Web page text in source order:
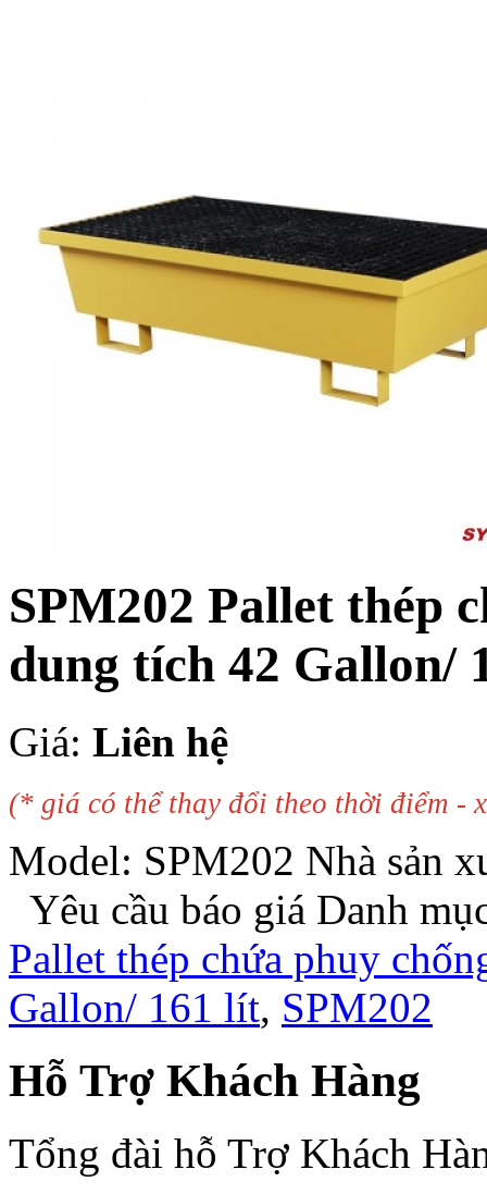
SPM202 Pallet thép
dung tích 42 Gallon/
Giá: Liên hệ
(* giá có thể thay đổi theo thời điểm -
Model: SPM202 Nhà sản
Yêu cầu báo giá Danh
Pallet thép chứa phuy
Gallon/ 161 lít, SPM202
Hỗ Trợ Khách Hàng
Tổng đài hỗ Trợ Khách